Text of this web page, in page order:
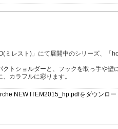
ミレスト)」にて展開中のシリーズ、「
トショルダーと、フックを取っ手や壁
カラフルに彩ります。
NEW ITEM2015_hp.pdfをダウンロー